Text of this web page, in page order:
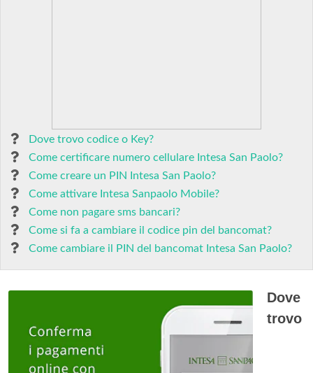
Dove trovo codice o Key?
Come certificare numero cellulare Intesa San Paolo?
Come creare un PIN Intesa San Paolo?
Come attivare Intesa Sanpaolo Mobile?
Come non pagare sms bancari?
Come si fa a cambiare il codice pin del bancomat?
Come cambiare il PIN del bancomat Intesa San Paolo?
Dove
trovo